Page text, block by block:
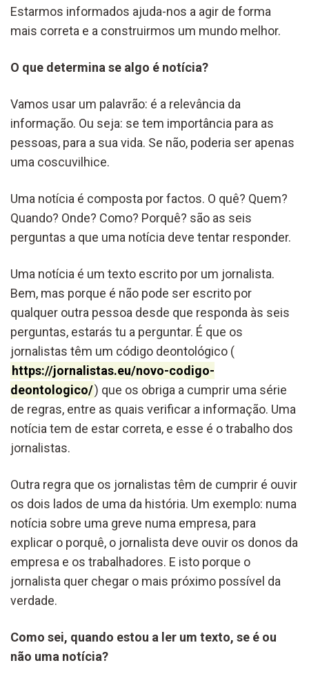
Estarmos informados ajuda-nos a agir de forma
mais correta e a construirmos um mundo melhor.
O que determina se algo é notícia?
Vamos usar um palavrão: é a relevância da
informação. Ou seja: se tem importância para as
pessoas, para a sua vida. Se não, poderia ser apenas
uma coscuvilhice.
Uma notícia é composta por factos. O quê? Quem?
Quando? Onde? Como? Porquê? são as seis
perguntas a que uma notícia deve tentar responder.
Uma notícia é um texto escrito por um jornalista.
Bem, mas porque é não pode ser escrito por
qualquer outra pessoa desde que responda às seis
perguntas, estarás tu a perguntar. É que os
jornalistas têm um código deontológico (
https://jornalistas.eu/novo-codigo-
deontologico/) que os obriga a cumprir uma série
de regras, entre as quais verificar a informação. Uma
notícia tem de estar correta, e esse é o trabalho dos
jornalistas.
Outra regra que os jornalistas têm de cumprir é ouvir
os dois lados de uma da história. Um exemplo: numa
notícia sobre uma greve numa empresa, para
explicar o porquê, o jornalista deve ouvir os donos da
empresa e os trabalhadores. E isto porque o
jornalista quer chegar o mais próximo possível da
verdade.
Como sei, quando estou a ler um texto, se é ou
não uma notícia?